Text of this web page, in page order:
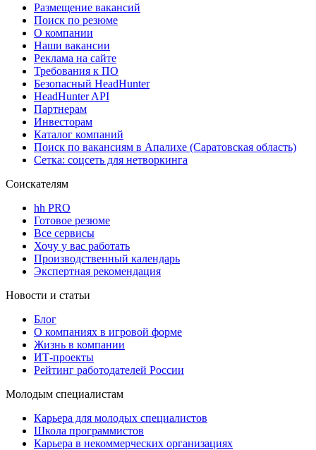
Размещение вакансий
Поиск по резюме
О компании
Наши вакансии
Реклама на сайте
Требования к ПО
Безопасный HeadHunter
HeadHunter API
Партнерам
Инвесторам
Каталог компаний
Поиск по вакансиям в Апалихе (Саратовская область)
Сетка: соцсеть для нетворкинга
Соискателям
hh PRO
Готовое резюме
Все сервисы
Хочу у вас работать
Производственный календарь
Экспертная рекомендация
Новости и статьи
Блог
О компаниях в игровой форме
Жизнь в компании
ИТ-проекты
Рейтинг работодателей России
Молодым специалистам
Карьера для молодых специалистов
Школа программистов
Карьера в некоммерческих организациях